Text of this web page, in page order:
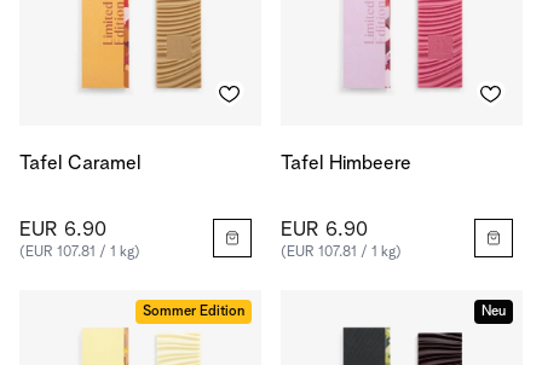
Tafel Caramel
EUR 6.90
(EUR 107.81 / 1 kg)
Tafel Himbeere
EUR 6.90
(EUR 107.81 / 1 kg)
Sommer Edition Neu